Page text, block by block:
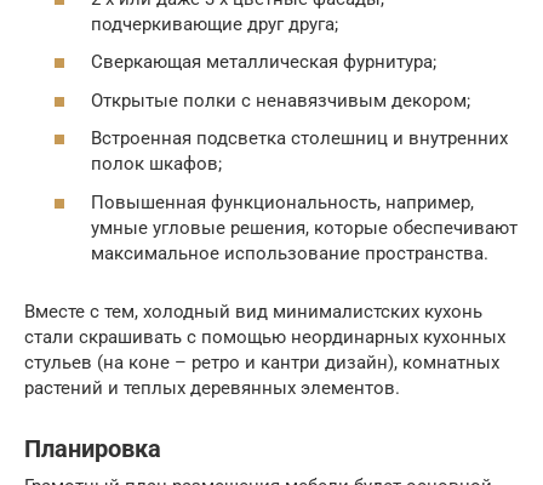
подчеркивающие друг друга;
Сверкающая металлическая фурнитура;
Открытые полки с ненавязчивым декором;
Встроенная подсветка столешниц и внутренних
полок шкафов;
Повышенная функциональность, например,
умные угловые решения, которые обеспечивают
максимальное использование пространства.
Вместе с тем, холодный вид минималистских кухонь
стали скрашивать с помощью неординарных кухонных
стульев (на коне – ретро и кантри дизайн), комнатных
растений и теплых деревянных элементов.
Планировка